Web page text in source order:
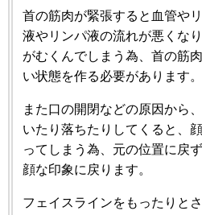
首の筋肉が緊張すると血管や
液やリンパ液の流れが悪くな
がむくんでしまう為、首の筋
い状態を作る必要があります。
また口の開閉などの原因から
いたり落ちたりしてくると、
ってしまう為、元の位置に戻
顔な印象に戻ります。
フェイスラインをもったりと